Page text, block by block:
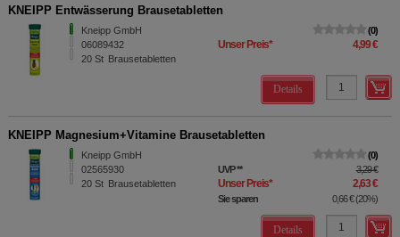
KNEIPP Entwässerung Brausetabletten
Kneipp GmbH
06089432
20 St Brausetabletten
0
Unser Preis* 4,99 €
Details
KNEIPP Magnesium+Vitamine Brausetabletten
Kneipp GmbH
02565930
20 St Brausetabletten
0
UVP** 3,29 €
Unser Preis* 2,63 €
Sie sparen 0,66 €(20%)
Details